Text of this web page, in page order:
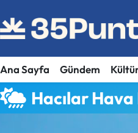
Ana Sayfa Gündem
Hacılar